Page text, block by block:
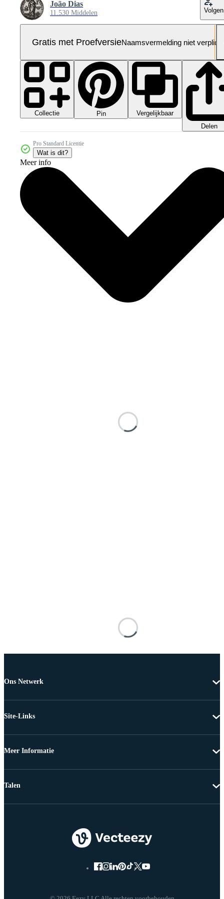
João Dias
11.530 Middelen Volgen
Gratis met ProefversieNaamsvermelding niet verplicht
Collectie Pin
Vergelijkbaar
Delen
Pro Standard Licentie
Wat is dit?
Meer info
Ons Netwerk
Site-Links
Meer Informatie
Talen